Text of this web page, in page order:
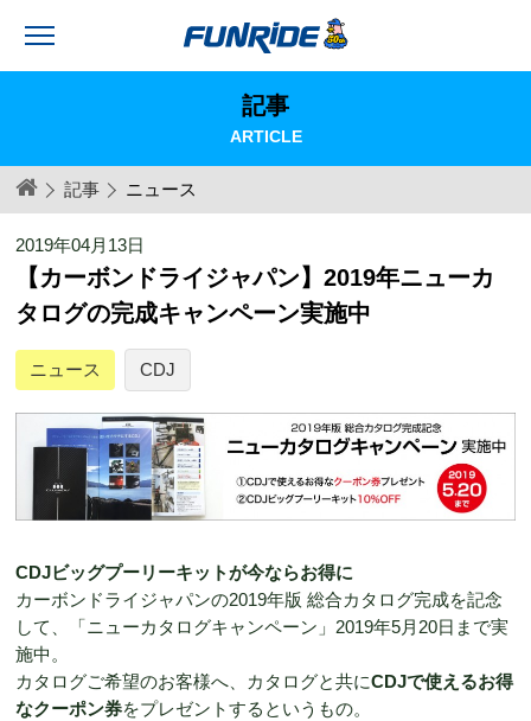
記事
ARTICLE
記事 ニュース
2019年04月13日
【カーボンドライジャパン】2019年ニューカ
タログの完成キャンペーン実施中
ニュース CDJ
CDJビッグプーリーキットが今ならお得に
カーボンドライジャパンの2019年版 総合カタログ完成を記念
して、「ニューカタログキャンペーン」2019年5月20日まで実
施中。
カタログご希望のお客様へ、カタログと共にCDJで使えるお得
なクーポン券をプレゼントするというもの。